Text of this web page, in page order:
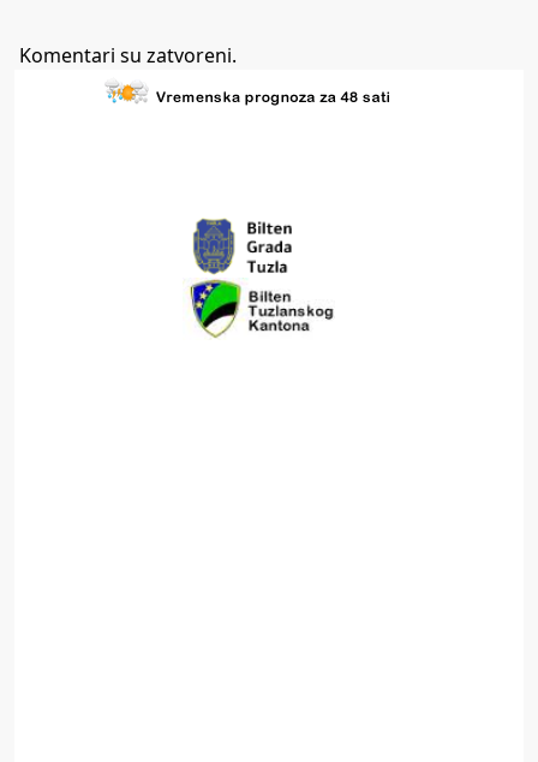
Komentari su zatvoreni.